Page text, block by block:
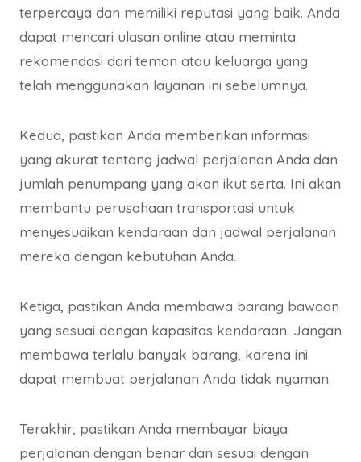
terpercaya dan memiliki reputasi yang baik. Anda
dapat mencari ulasan online atau meminta
rekomendasi dari teman atau keluarga yang
telah menggunakan layanan ini sebelumnya.
Kedua, pastikan Anda memberikan informasi
yang akurat tentang jadwal perjalanan Anda dan
jumlah penumpang yang akan ikut serta. Ini akan
membantu perusahaan transportasi untuk
menyesuaikan kendaraan dan jadwal perjalanan
mereka dengan kebutuhan Anda.
Ketiga, pastikan Anda membawa barang bawaan
yang sesuai dengan kapasitas kendaraan. Jangan
membawa terlalu banyak barang, karena ini
dapat membuat perjalanan Anda tidak nyaman.
Terakhir, pastikan Anda membayar biaya
perjalanan dengan benar dan sesuai dengan